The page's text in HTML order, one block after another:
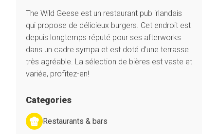
The Wild Geese est un restaurant pub irlandais
qui propose de délicieux burgers. Cet endroit est
depuis longtemps réputé pour ses afterworks
dans un cadre sympa et est doté d’une terrasse
très agréable. La sélection de bières est vaste et
variée, profitez-en!
Categories
Restaurants & bars